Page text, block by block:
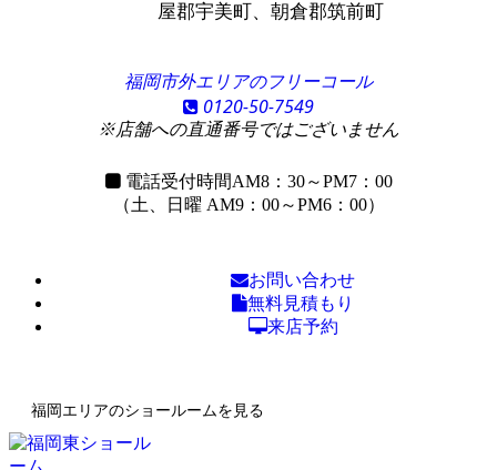
屋郡宇美町、朝倉郡筑前町
福岡市外エリアのフリーコール
0120-50-7549
※店舗への直通番号ではございません
電話受付時間AM8：30～PM7：00
（土、日曜 AM9：00～PM6：00）
お問い合わせ
無料見積もり
来店予約
福岡エリアのショールームを見る